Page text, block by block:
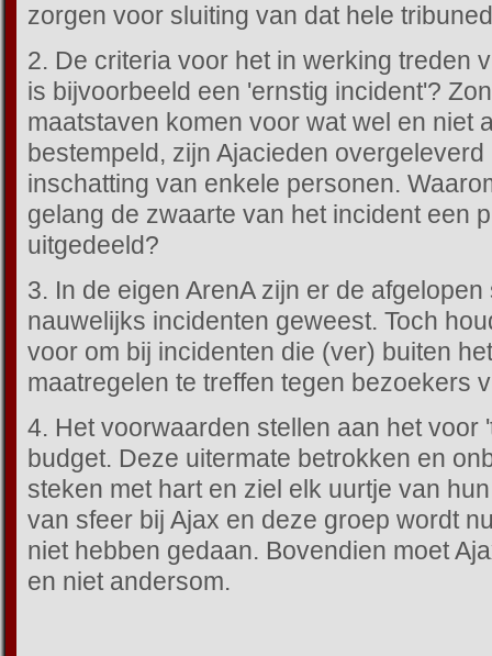
zorgen voor sluiting van dat hele
2. De criteria voor het in werking treden
is bijvoorbeeld een 'ernstig incident'?
maatstaven komen voor wat wel en niet
bestempeld, zijn Ajacieden
inschatting van enkele personen.
gelang de zwaarte van het incident een
uitgedeeld?
3. In de eigen ArenA zijn er de
nauwelijks incidenten geweest. Toch
voor om bij incidenten die (ver) buiten
maatregelen te treffen tegen bezoekers
4. Het voorwaarden stellen aan het voor
budget. Deze uitermate betrokken en
steken met hart en ziel elk uurtje van
van sfeer bij Ajax en deze groep wordt
niet hebben gedaan. Bovendien moet
en niet andersom.